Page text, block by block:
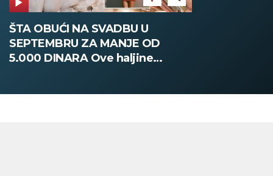
ŠTA OBUĆI NA SVADBU U
SEPTEMBRU ZA MANJE OD
5.000 DINARA Ove haljine